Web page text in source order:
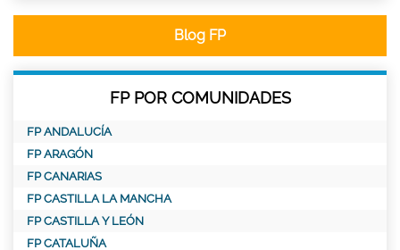
Blog FP
FP POR COMUNIDADES
FP ANDALUCÍA
FP ARAGÓN
FP CANARIAS
FP CASTILLA LA MANCHA
FP CASTILLA Y LEÓN
FP CATALUÑA